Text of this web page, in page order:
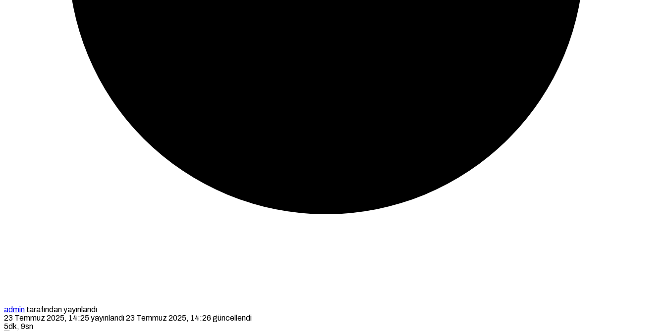
admin tarafından yayınlandı
23 Temmuz 2025, 14:25 yayınlandı23 Temmuz 2025, 14:26 güncellendi
5dk, 9sn